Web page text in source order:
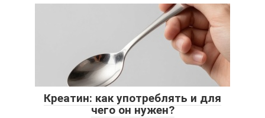
Креатин: как употреблять и для
чего он нужен?